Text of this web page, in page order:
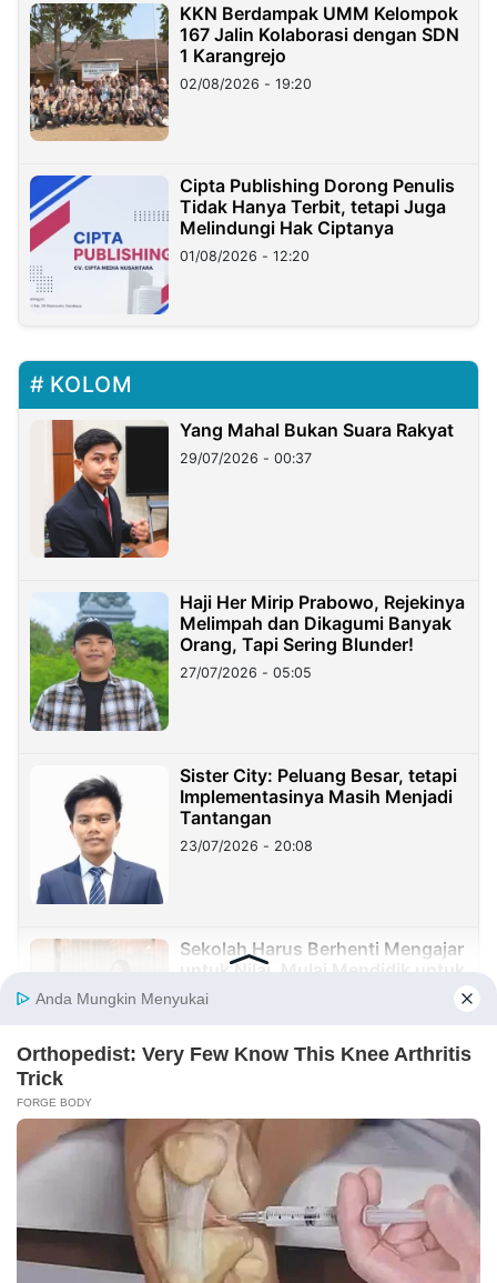
KKN Berdampak UMM Kelompok
167 Jalin Kolaborasi dengan SDN
1 Karangrejo
02/08/2026 - 19:20
Cipta Publishing Dorong Penulis
Tidak Hanya Terbit, tetapi Juga
Melindungi Hak Ciptanya
01/08/2026 - 12:20
KOLOM
Yang Mahal Bukan Suara Rakyat
29/07/2026 - 00:37
Haji Her Mirip Prabowo, Rejekinya
Melimpah dan Dikagumi Banyak
Orang, Tapi Sering Blunder!
27/07/2026 - 05:05
Sister City: Peluang Besar, tetapi
Implementasinya Masih Menjadi
Tantangan
23/07/2026 - 20:08
Sekolah Harus Berhenti Mengajar
untuk Nilai, Mulai Mendidik untuk
Kehidupan
Benang Merah Sindangkasih:
Dari Perintis Purwakarta hingga
KDM
21/07/2026 - 09:22